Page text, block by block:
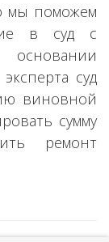
мы поможем
в суд с
основании
суд
виновной
сумму
ремонт